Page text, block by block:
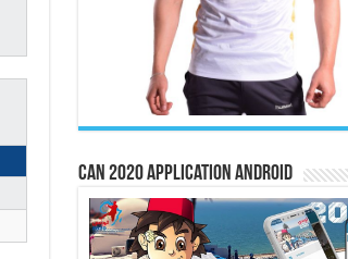
CAN 2020 Application Android